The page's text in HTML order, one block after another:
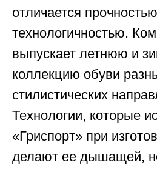
отличается
технологичностью.
выпускает летнюю и
коллекцию обуви
стилистических
Технологии, которые
«Гриспорт» при
делают ее дышащей,